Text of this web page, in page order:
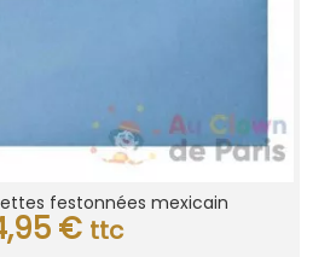
festonnées mexicain
€ ttc